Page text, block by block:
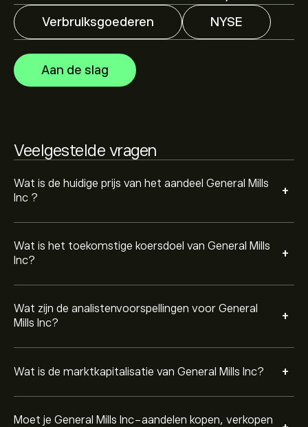
Verbruiksgoederen NYSE
Aan de slag
Veelgestelde vragen
Wat is de huidige prijs van het aandeel General Mills
Inc ?
+
Wat is het toekomstige koersdoel van General Mills
Inc?
+
Wat zijn de analistenvoorspellingen voor General
Mills Inc?
+
Analisten bieden voorspellingen voor General Mills Inc
gebaseerd op markttrends, financiële rapporten en
verwachte groei. Bekijk de meest recente voorspelling
voor toekomstige koersbewegingen.
Wat is de marktkapitalisatie van General Mills Inc? +
De marktkapitalisatie van General Mills Inc is 19.25B‎$‎
Moet je General Mills Inc-aandelen kopen, verkopen
in de afgelopen 3 maanden, is de algemene consensus